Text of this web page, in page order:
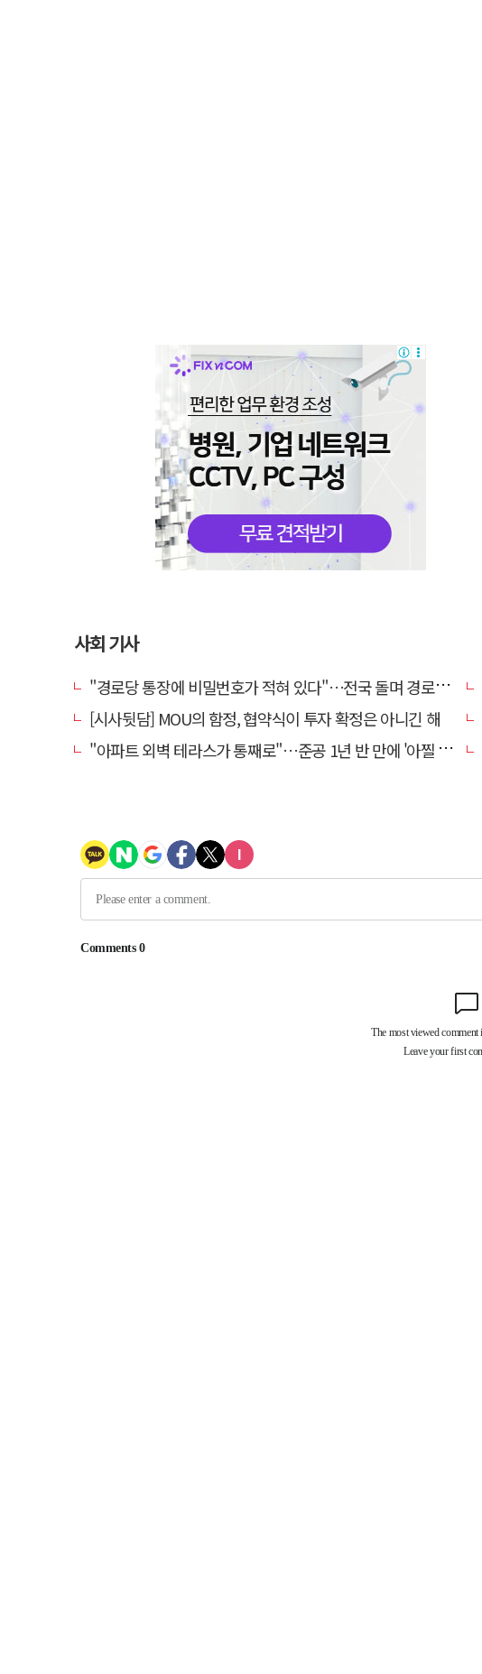
사회 기사
"경로당 통장에 비밀번호가 적혀 있다"…전국 돌며 경로당 13곳 턴 30대 구속
[시사뒷담] MOU의 함정, 협약식이 투자 확정은 아니긴 해
"아파트 외벽 테라스가 통째로"…준공 1년 반 만에 '아찔 사고'